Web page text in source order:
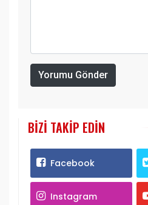
Yorumu Gönder
BIZI TAKIP EDIN
Facebook
Instagram